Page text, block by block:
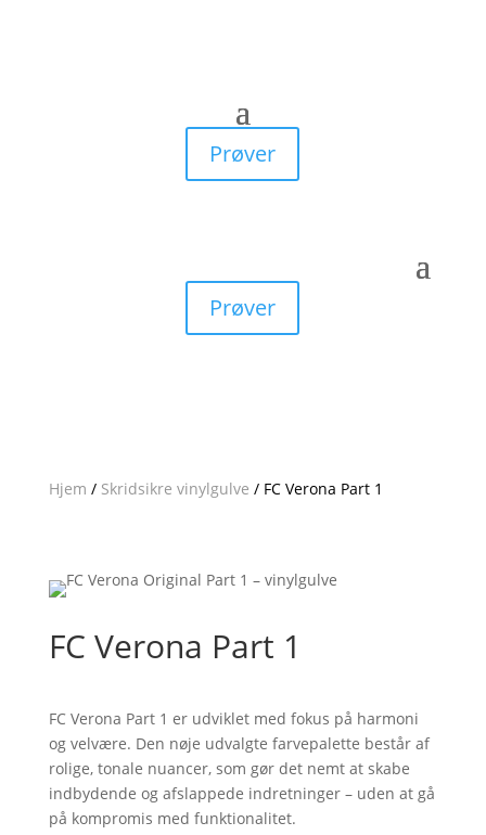
Prøver
Prøver
Hjem / Skridsikre vinylgulve / FC Verona Part 1
FC Verona Part 1
FC Verona Part 1 er udviklet med fokus på harmoni
og velvære. Den nøje udvalgte farvepalette består af
rolige, tonale nuancer, som gør det nemt at skabe
indbydende og afslappede indretninger – uden at gå
på kompromis med funktionalitet.